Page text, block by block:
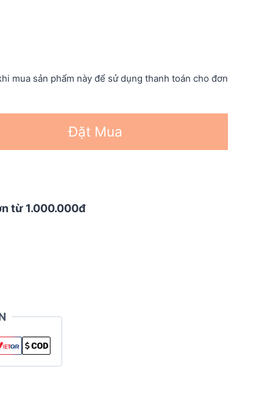
mua sản phẩm này để sử dụng thanh toán cho đơn
Đặt Mua
từ 1.000.000đ